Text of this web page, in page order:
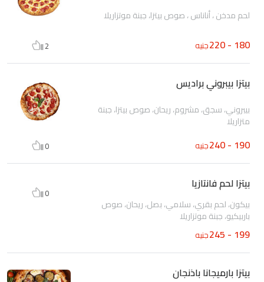
لحم مدخن ، أناناس ، صوص بيتزا، جبنة موتزاريلا
180 - 220 جنيه 2
بيتزا بيبروني براديس
بيبروني، سجق، مشروم، ريحان، صوص بيتزا، جبنة
متزاريلا
190 - 240 جنيه 0
بيتزا لحم فانتازيا
بيكون، لحم بقري، سلامي، بصل، ريحان، صوص
باربيكيو، جبنة موتزاريلا
199 - 245 جنيه
0
بيتزا بارميجانا باذنجان